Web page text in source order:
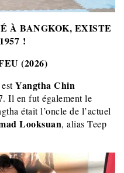
À BANGKOK, EXISTE
!
(2026)
Yangtha Chin
Il en fut également le
était l’oncle de l’actuel
Looksuan, alias Teep